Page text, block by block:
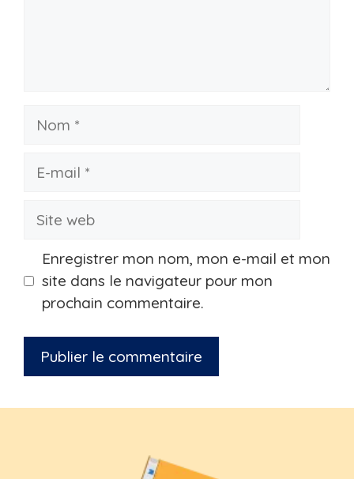
Nom
Site
Enregistrer mon nom, mon e-mail et mon
site dans le navigateur pour mon
prochain commentaire.